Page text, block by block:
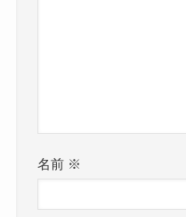
名前 ※